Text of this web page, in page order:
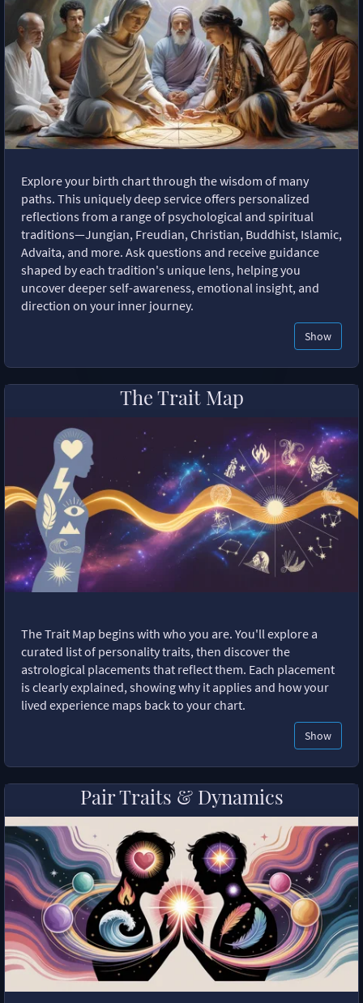
Explore your birth chart through the wisdom of many
paths. This uniquely deep service offers personalized
reflections from a range of psychological and spiritual
traditions—Jungian, Freudian, Christian, Buddhist, Islamic,
Advaita, and more. Ask questions and receive guidance
shaped by each tradition's unique lens, helping you
uncover deeper self-awareness, emotional insight, and
direction on your inner journey.
Show
The Trait Map
The Trait Map begins with who you are. You'll explore a
curated list of personality traits, then discover the
astrological placements that reflect them. Each placement
is clearly explained, showing why it applies and how your
lived experience maps back to your chart.
Show
Pair Traits & Dynamics